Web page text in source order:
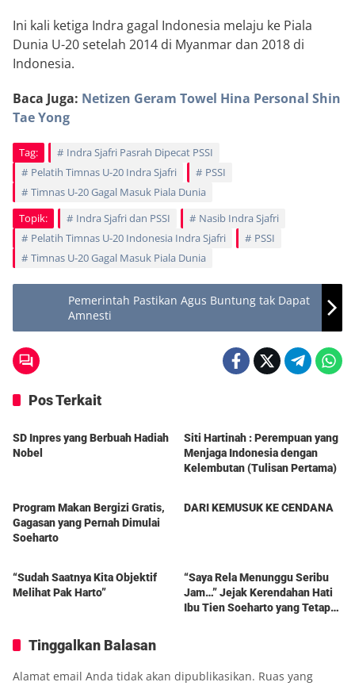
Ini kali ketiga Indra gagal Indonesia melaju ke Piala
Dunia U-20 setelah 2014 di Myanmar dan 2018 di
Indonesia.
Baca Juga: Netizen Geram Towel Hina Personal Shin
Tae Yong
Tag:
Indra Sjafri Pasrah Dipecat PSSI
Pelatih Timnas U-20 Indra Sjafri
PSSI
Timnas U-20 Gagal Masuk Piala Dunia
Topik:
Indra Sjafri dan PSSI
Nasib Indra Sjafri
Pelatih Timnas U-20 Indonesia Indra Sjafri
PSSI
Timnas U-20 Gagal Masuk Piala Dunia
Pemerintah Pastikan Agus Buntung tak Dapat
Amnesti
Pos Terkait
Berita
SD Inpres yang Berbuah Hadiah
Nobel
Siti Hartinah : Perempuan yang
Menjaga Indonesia dengan
Kelembutan (Tulisan Pertama)
Program Makan Bergizi Gratis,
Gagasan yang Pernah Dimulai
Soeharto
DARI KEMUSUK KE CENDANA
“Sudah Saatnya Kita Objektif
Melihat Pak Harto”
“Saya Rela Menunggu Seribu
Jam…” Jejak Kerendahan Hati
Ibu Tien Soeharto yang Tetap
Tinggalkan Balasan
Alamat email Anda tidak akan dipublikasikan. Ruas yang